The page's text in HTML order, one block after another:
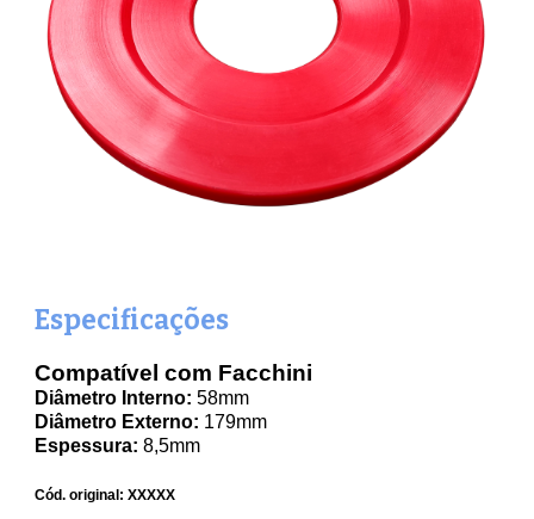
Especificações
Compatível com Facchini
Diâmetro Interno: 58mm
Diâmetro Externo: 179mm
Espessura: 8,5mm
Cód. original: XXXXX